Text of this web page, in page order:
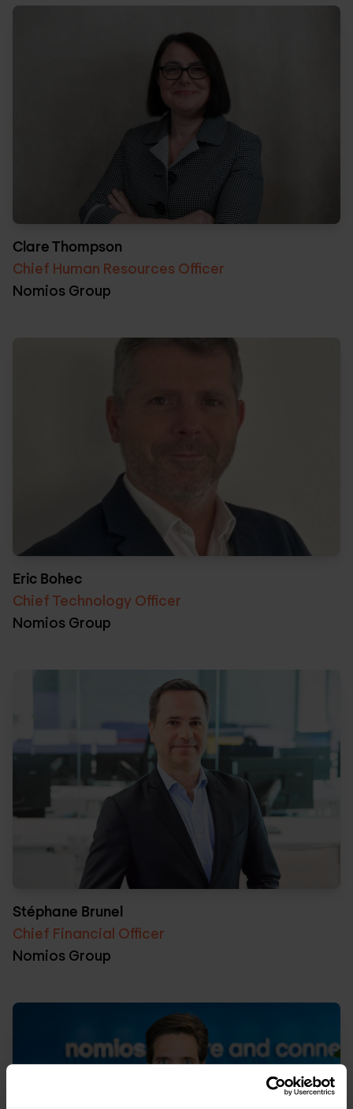
Clare Thompson
Chief Human Resources Officer
Nomios Group
Eric Bohec
Chief Technology Officer
Nomios Group
Stéphane Brunel
Chief Financial Officer
Nomios Group